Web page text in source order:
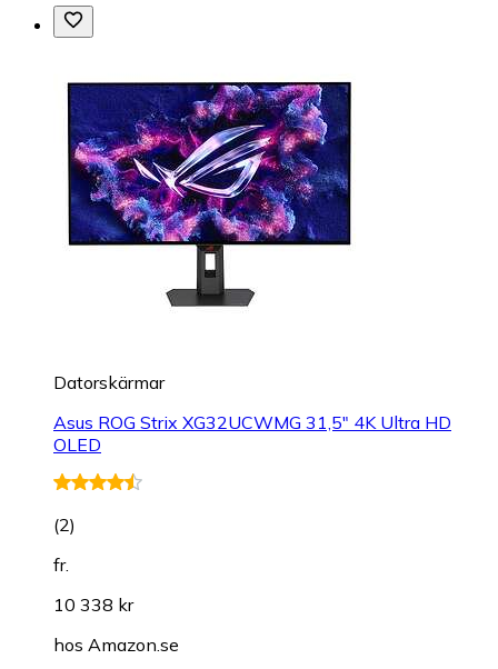
Datorskärmar
Asus ROG Strix XG32UCWMG 31,5" 4K Ultra HD
OLED
(2)
fr.
10 338 kr
hos Amazon.se